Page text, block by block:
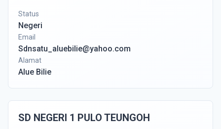
Status
Negeri
Email
Sdnsatu_aluebilie@yahoo.com
Alamat
Alue Bilie
SD NEGERI 1 PULO TEUNGOH